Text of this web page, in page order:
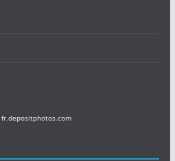
fr.depositphotos.com